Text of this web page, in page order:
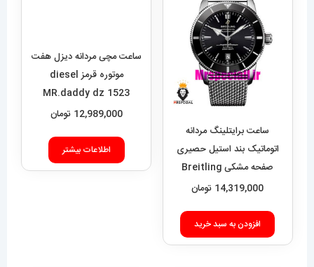
ساعت برایتلینگ مردانه
اتوماتیک بند استیل حصیری
صفحه مشکی Breitling
Super Ocean 020955
14,319,000 تومان
افزودن به سبد خرید
ساعت مچی مردانه دیزل هفت
موتوره قرمز diesel
MR.daddy dz 1523
12,989,000 تومان
اطلاعات بیشتر